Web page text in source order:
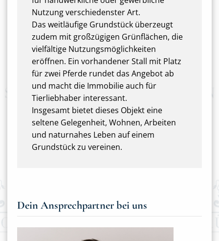
Nutzung verschiedenster Art.
Das weitläufige Grundstück überzeugt
zudem mit großzügigen Grünflächen, die
vielfältige Nutzungsmöglichkeiten
eröffnen. Ein vorhandener Stall mit Platz
für zwei Pferde rundet das Angebot ab
und macht die Immobilie auch für
Tierliebhaber interessant.
Insgesamt bietet dieses Objekt eine
seltene Gelegenheit, Wohnen, Arbeiten
und naturnahes Leben auf einem
Grundstück zu vereinen.
Dein Ansprechpartner bei uns